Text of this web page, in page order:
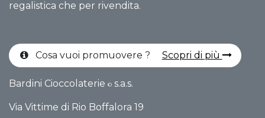
regalistica che per rivendita.
Cosa vuoi promuovere ? Scopri di più
Bardini Cioccolaterie © s.a.s.
Via Vittime di Rio Boffalo​ra 19